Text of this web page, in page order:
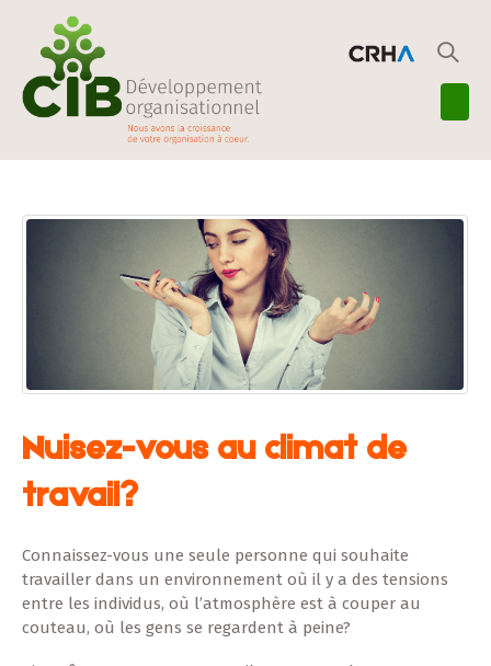
Nuisez-vous au climat de
travail?
Connaissez-vous une seule personne qui souhaite
travailler dans un environnement où il y a des tensions
entre les individus, où l’atmosphère est à couper au
couteau, où les gens se regardent à peine?